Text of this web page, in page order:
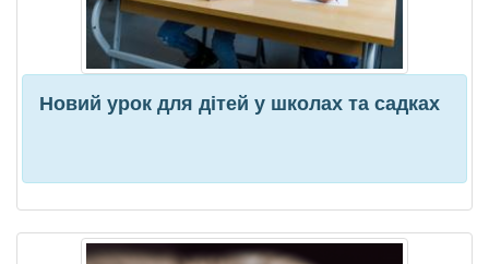
Новий урок для дітей у школах та садках